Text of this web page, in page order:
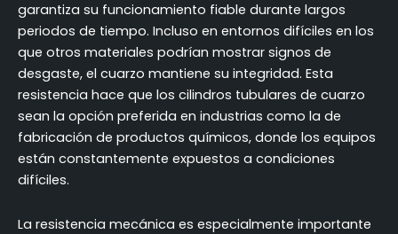
garantiza su funcionamiento fiable durante largos
periodos de tiempo. Incluso en entornos difíciles en los
que otros materiales podrían mostrar signos de
desgaste, el cuarzo mantiene su integridad. Esta
resistencia hace que los cilindros tubulares de cuarzo
sean la opción preferida en industrias como la de
fabricación de productos químicos, donde los equipos
están constantemente expuestos a condiciones
difíciles.
La resistencia mecánica es especialmente importante